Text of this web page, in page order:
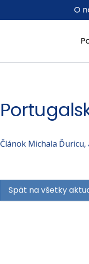
O
Článok Michala
Spät na všetky